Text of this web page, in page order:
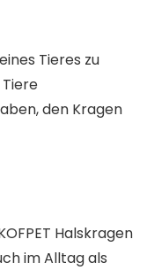
Tieres zu
den Kragen
Halskragen
im Alltag als